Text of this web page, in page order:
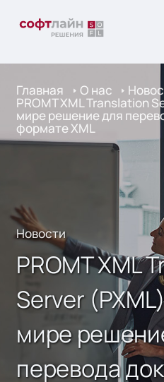
Главная О нас
PROMT XML Translation
мире решение для
формате XML
Новости
PROMT XML
Server
мире
перевода